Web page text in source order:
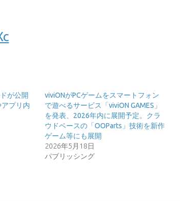
が公開
プリ内
viviONがPCゲームをスマートフォン
で遊べるサービス「viviON GAMES」
を発表、2026年内に展開予定。クラ
ウドベースの「OOParts」技術を新作
ゲーム等にも展開
2026年5月18日
パブリッシング